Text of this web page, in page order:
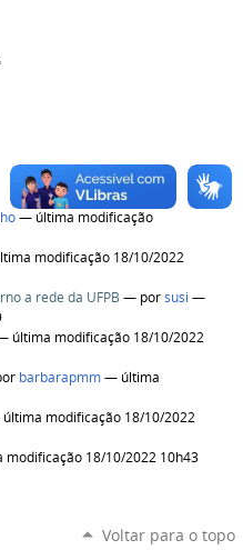
— última modificação
modificação 18/10/2022
a rede da UFPB — porsusi —
última modificação 18/10/2022
barbarapmm— última
modificação 18/10/2022
18/10/2022 10h43
Voltar para o topo